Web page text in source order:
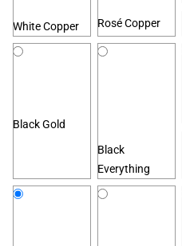
White Copper Rosé Copper
Black Gold
Black
Everything